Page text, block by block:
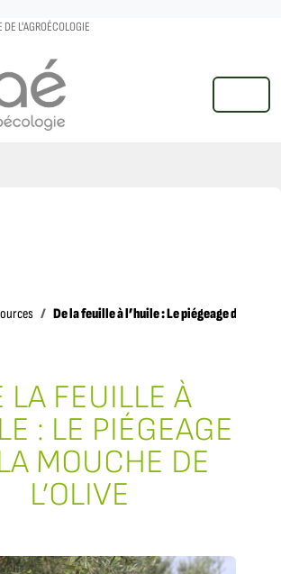
DE L'AGROÉCOLOGIE
MENU
De la feuille à l’huile : Le piégeage de la
LA FEUILLE À
: LE PIÉGEAGE
MOUCHE DE
L’OLIVE